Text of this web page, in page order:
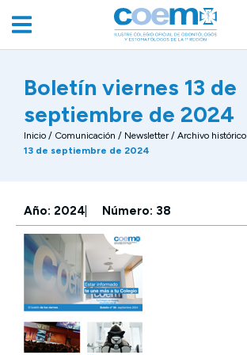
Boletín viernes 13 de
septiembre de 2024
Inicio / Comunicación / Newsletter / Archivo histórico
13 de septiembre de 2024
Año: 2024 Número: 38